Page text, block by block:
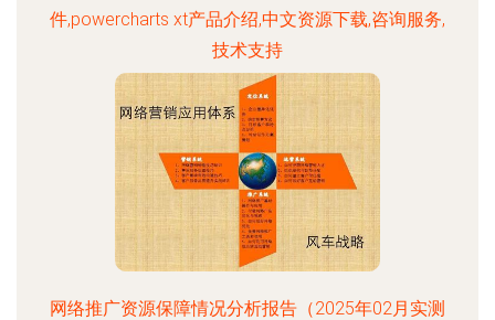
件,powercharts xt产品介绍,中文资源下载,咨询服务,
技术支持
网络推广资源保障情况分析报告（2025年02月实测